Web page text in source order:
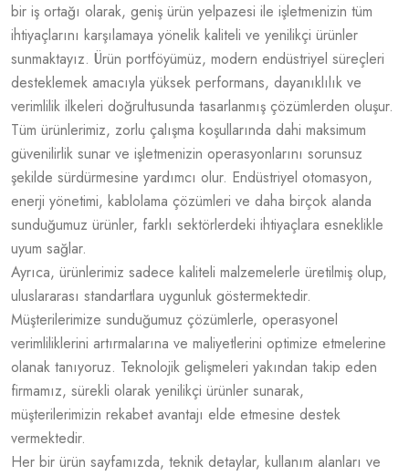
bir iş ortağı olarak, geniş ürün yelpazesi ile işletmenizin tüm
ihtiyaçlarını karşılamaya yönelik kaliteli ve yenilikçi ürünler
sunmaktayız. Ürün portföyümüz, modern endüstriyel süreçleri
desteklemek amacıyla yüksek performans, dayanıklılık ve
verimlilik ilkeleri doğrultusunda tasarlanmış çözümlerden oluşur.
Tüm ürünlerimiz, zorlu çalışma koşullarında dahi maksimum
güvenilirlik sunar ve işletmenizin operasyonlarını sorunsuz
şekilde sürdürmesine yardımcı olur. Endüstriyel otomasyon,
enerji yönetimi, kablolama çözümleri ve daha birçok alanda
sunduğumuz ürünler, farklı sektörlerdeki ihtiyaçlara esneklikle
uyum sağlar.
Ayrıca, ürünlerimiz sadece kaliteli malzemelerle üretilmiş olup,
uluslararası standartlara uygunluk göstermektedir.
Müşterilerimize sunduğumuz çözümlerle, operasyonel
verimliliklerini artırmalarına ve maliyetlerini optimize etmelerine
olanak tanıyoruz. Teknolojik gelişmeleri yakından takip eden
firmamız, sürekli olarak yenilikçi ürünler sunarak,
müşterilerimizin rekabet avantajı elde etmesine destek
vermektedir.
Her bir ürün sayfamızda, teknik detaylar, kullanım alanları ve